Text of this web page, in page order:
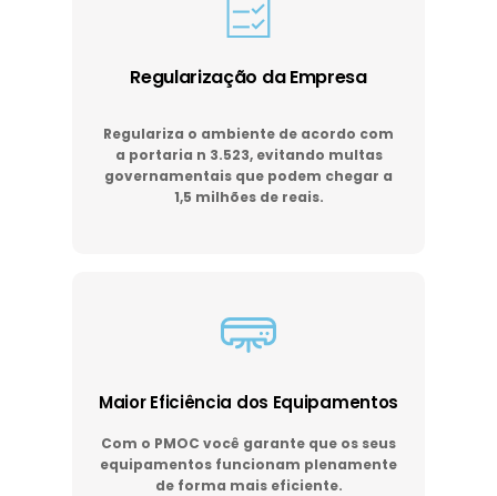
Regularização da Empresa
Regulariza o ambiente de acordo com
a portaria n 3.523, evitando multas
governamentais que podem chegar a
1,5 milhões de reais.
Maior Eficiência dos Equipamentos
Com o PMOC você garante que os seus
equipamentos funcionam plenamente
de forma mais eficiente.